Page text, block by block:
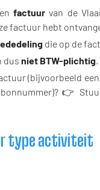
factuurvan de
factuur hebt
die op de
dus niet BTW-plichtig.
(bijvoorbeeld
👉
type activiteit